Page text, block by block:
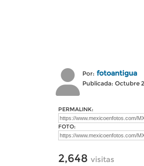
Por: fotoantigua
Publicada: Octubre
PERMALINK:
FOTO:
2,648 visitas